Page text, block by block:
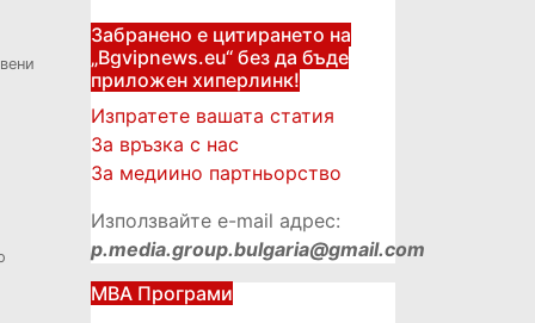
Забранено е цитирането на
„Bgvipnews.eu“ без да бъде
приложен хиперлинк!
Изпратете вашата статия
За връзка с нас
За медиино партньорство
Използвайте e-mail адрес:
p.media.group.bulgaria@gmail.com
МВА Програми